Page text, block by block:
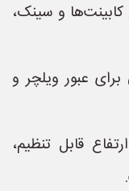
کابینت‌ها و سینک،
عبور ویلچر و
قابل تنظیم،